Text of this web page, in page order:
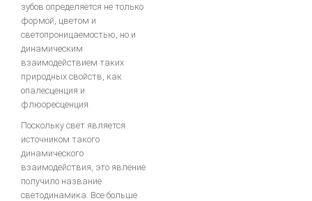
bredent-техника литья. Дентальное литье - точность
ЗУБОТЕХНИЧЕСКОЕ МАТЕРИАЛОВЕДЕНИЕ
ЛИТЬЕВОЕ ПРЕССОВАНИЕ ЗУБОЧЕЛЮСТНЫХ ПРОТЕЗОВ ИЗ
ПЛАСТМАСС
Общии вопросы Литья
ОСНАЩАЕМ ЛАБОРАТОРИЮ
МЕТАЛЛОКЕРАМИКА
Атлас по металокерамике
зубов определяется не только
формой, цветом и
светопроницаемостью, но и
динамическим
взаимодействием таких
природных свойств, как
опалесценция и
флюоресценция.
Поскольку свет является
источником такого
динамического
взаимодействия, это явление
получило название
светодинамика. Все больше